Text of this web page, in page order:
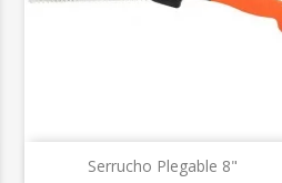
Serrucho Plegable 8"
Vista rápida